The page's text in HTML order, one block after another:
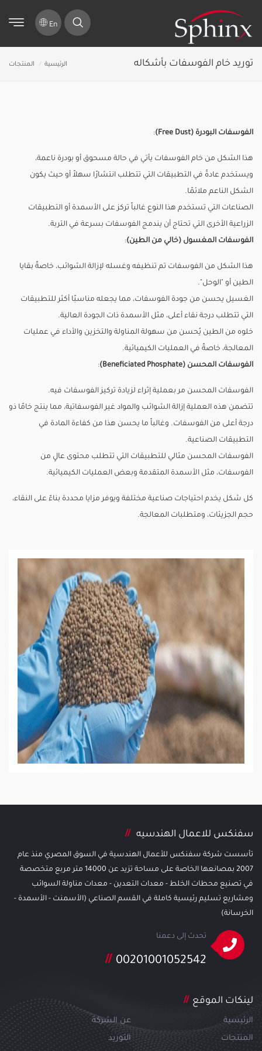
En
توريد خام الفوسفات بأشكاله الرئيسية المنتجات
الفوسفات البودرة (Free Dust) :
هذا الشكل من خام الفوسفات يأتي في حالة مسحوق أو بودرة ناعمة،
ويستخدم عادةً في التطبيقات التي تتطلب انتشارًا سهلاً أو حيث يكون
الشكل الناعم ملائمًا.
الصناعات التي تستخدم هذا النوع غالباً تركز على الأسمدة أو التطبيقات
الزراعية الأخرى التي تحتاج أن يندمج الفوسفات بسرعة في التربة.
الفوسفات المغسول (خالي من الطين):
هذا الشكل من الفوسفات تم تنظيفه وغسله لإزالة الشوائب، خاصةً بقايا
الطين أو "الوحل".
الغسيل يحسن من جودة الفوسفات، مما يجعله مناسبًا أكثر للتطبيقات
التي تتطلب درجة نقاء أعلى، مثل الأسمدة ذات الجودة العالية.
خلوه من الطين يُحسن من سهولة المناولة والتخزين والأداء في عمليات
المعالجة، خاصةً في العمليات الكيميائية.
الفوسفات المحسن (Beneficiated Phosphate)
:
الفوسفات المحسن مر بعملية إثراء لزيادة تركيز الفوسفات فيه.
تتضمن هذه العملية إزالة الشوائب والمواد غير الفوسفاتية، مما ينتج خامًا ذو
درجة أعلى من الفوسفات. وغالباً ما يحسن هذا من كفاءة المادة في
التطبيقات الصناعية.
الفوسفات المحسن مثالي للتطبيقات التي تتطلب محتوى عالٍ من
الفوسفات، مثل الأسمدة المتقدمة وبعض العمليات الكيميائية.
كل شكل يخدم احتياجات صناعية مختلفة ويوفر مزايا محددة بناءً على النقاء،
حجم الجزيئات، ومتطلبات المعالجة.
سفنكس للاعمال الهندسيه
تأسست شركة سفنكس للأعمال الهندسية في السوق المصري منذ عام
2007 بمصانعها الخاصة على مساحة تزيد عن 14000 متر مربع متخصصة
في تصنيع محطات الخلط - معدات التعدين - معدات مناولة السوائب
ومشاريع تسليم رئيسية كاملة في القسم الصناعي (الأسمنت - الأسمدة -
الخرسانة)
تحدث إلى دعمنا
00201001052542
لينكات الموقع
الرئيسية
عن الشركة
المنتجات
التوريد